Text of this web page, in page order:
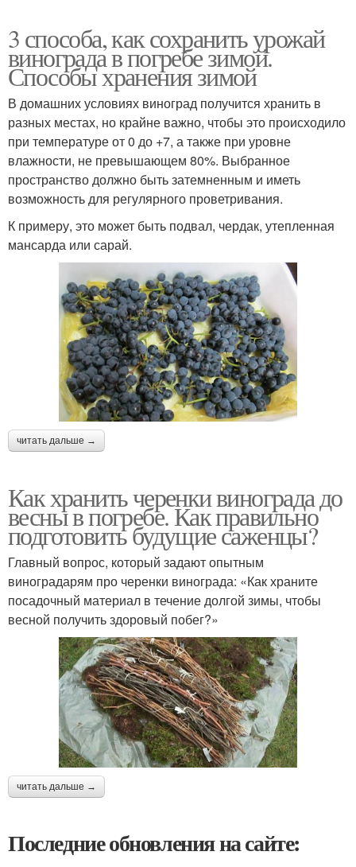
3 способа, как сохранить урожай
винограда в погребе зимой.
Способы хранения зимой
В домашних условиях виноград получится хранить в
разных местах, но крайне важно, чтобы это происходило
при температуре от 0 до +7, а также при уровне
влажности, не превышающем 80%. Выбранное
пространство должно быть затемненным и иметь
возможность для регулярного проветривания.
К примеру, это может быть подвал, чердак, утепленная
мансарда или сарай.
читать дальше →
Как хранить черенки винограда до
весны в погребе. Как правильно
подготовить будущие саженцы?
Главный вопрос, который задают опытным
виноградарям про черенки винограда: «Как храните
посадочный материал в течение долгой зимы, чтобы
весной получить здоровый побег?»
читать дальше →
Последние обновления на сайте: